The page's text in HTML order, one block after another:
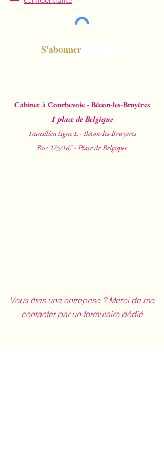
S'abonner
Cabinet à Courbevoie - Bécon-les-Bruyères
1 place de Belgique
Transilien ligne L - Bécon-les-Bruyères
Bus 275/167 - Place de Belgique
Vous êtes une entreprise ? Merci de me
contacter par un formulaire dédié